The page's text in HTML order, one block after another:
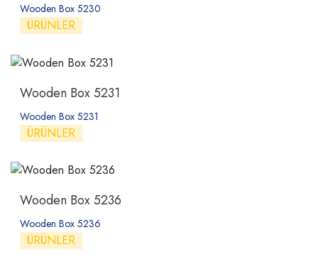
Wooden Box 5230
ÜRÜNLER
Wooden Box 5231
Wooden Box 5231
ÜRÜNLER
Wooden Box 5236
Wooden Box 5236
ÜRÜNLER